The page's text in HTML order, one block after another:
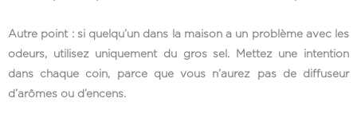
Autre point : si quelqu’un dans la maison a un problème avec les
odeurs, utilisez uniquement du gros sel. Mettez une intention
dans chaque coin, parce que vous n’aurez pas de diffuseur
d’arômes ou d’encens.